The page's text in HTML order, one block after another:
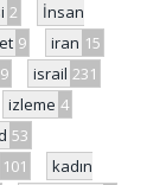
2
İnsan
9 iran 15
9 israil 231
izleme 4
53
101
kadın